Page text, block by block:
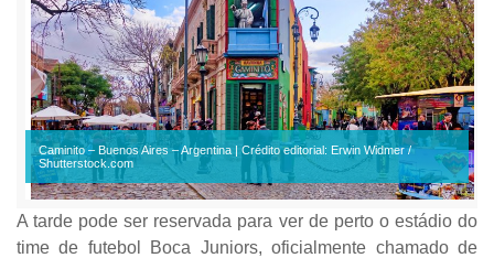
Caminito – Buenos Aires – Argentina | Crédito editorial: Erwin Widmer /
Shutterstock.com
A tarde pode ser reservada para ver de perto o estádio do
time de futebol Boca Juniors, oficialmente chamado de